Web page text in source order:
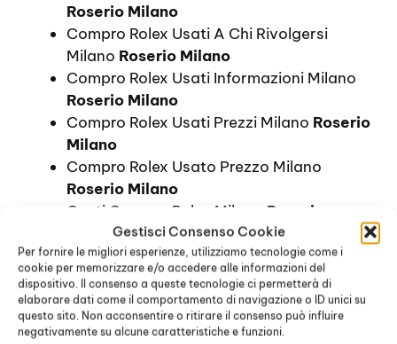
Gestisci Consenso Cookie
Per fornire le migliori esperienze, utilizziamo tecnologie come i
cookie per memorizzare e/o accedere alle informazioni del
dispositivo. Il consenso a queste tecnologie ci permetterà di
elaborare dati come il comportamento di navigazione o ID unici su
questo sito. Non acconsentire o ritirare il consenso può influire
negativamente su alcune caratteristiche e funzioni.
Roserio Milano
Compro Rolex Usati A Chi Rivolgersi
Milano Roserio Milano
Compro Rolex Usati Informazioni Milano
Roserio Milano
Compro Rolex Usati Prezzi Milano Roserio
Milano
Compro Rolex Usato Prezzo Milano
Roserio Milano
Costi Compro Rolex Milano Roserio
Milano
Costo Compro Rolex MilanoRoserio
Milano
Dove Comprare Rolex Prezzi Milano
Roserio Milano